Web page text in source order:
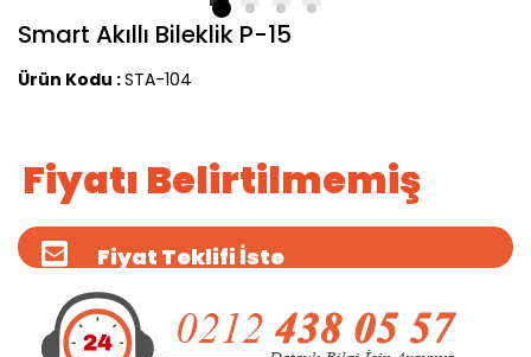
2 3 4
Smart Akıllı Bileklik P-15
Ürün Kodu :STA-104
Fiyatı Belirtilmemiş
Fiyat Teklifi İste